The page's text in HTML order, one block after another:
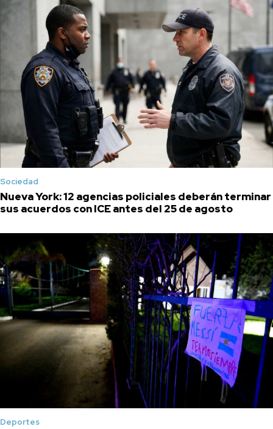
Sociedad
Nueva York: 12 agencias policiales deberán terminar
sus acuerdos con ICE antes del 25 de agosto
Deportes